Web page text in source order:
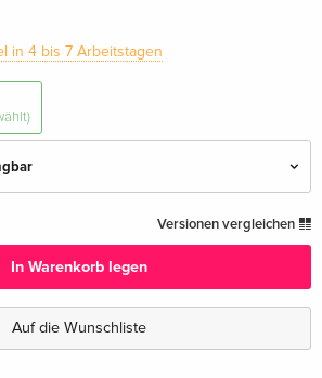
in 4 bis 7 Arbeitstagen
CHF 38.50
Versionen vergleichen
In Warenkorb legen
Auf die Wunschliste